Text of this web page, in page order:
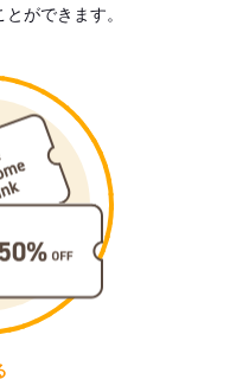
ができます。